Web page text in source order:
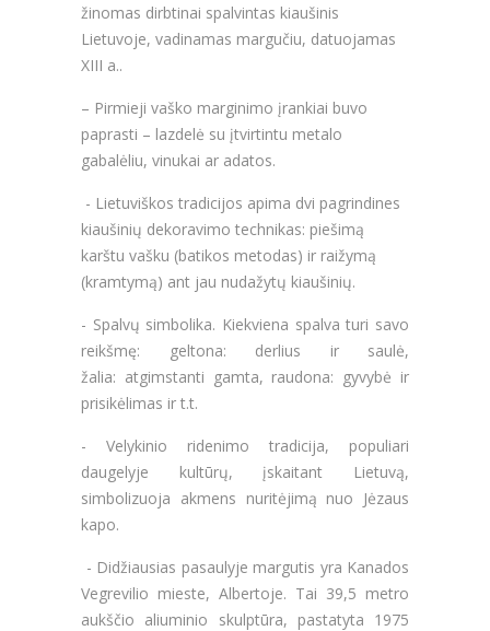
žinomas dirbtinai spalvintas kiaušinis
Lietuvoje, vadinamas margučiu, datuojamas
XIII a..
– Pirmieji vaško marginimo įrankiai buvo
paprasti – lazdelė su įtvirtintu metalo
gabalėliu, vinukai ar adatos.
- Lietuviškos tradicijos apima dvi pagrindines
kiaušinių dekoravimo technikas: piešimą
karštu vašku (batikos metodas) ir raižymą
(kramtymą) ant jau nudažytų kiaušinių.
- Spalvų simbolika. Kiekviena spalva turi savo
reikšmę: geltona: derlius ir saulė,
žalia: atgimstanti gamta, raudona: gyvybė ir
prisikėlimas ir t.t.
- Velykinio ridenimo tradicija, populiari
daugelyje kultūrų, įskaitant Lietuvą,
simbolizuoja akmens nuritėjimą nuo Jėzaus
kapo.
- Didžiausias pasaulyje margutis yra Kanados
Vegrevilio mieste, Albertoje. Tai 39,5 metro
aukščio aliuminio skulptūra, pastatyta 1975